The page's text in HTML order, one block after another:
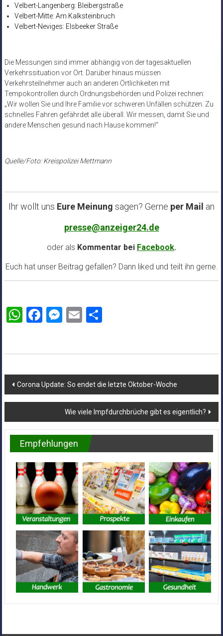
Velbert-Langenberg: Bleibergstraße
Velbert-Mitte: Am Kalksteinbruch
Velbert-Neviges: Elsbeeker Straße
Die Messungen sind immer abhängig von der tagesaktuellen
Verkehrssituation vor Ort. Darüber hinaus müssen
Verkehrsteilnehmer auch an anderen Örtlichkeiten mit
Tempokontrollen durch Ordnungsbehörden und Polizei rechnen:
„Wir wollen Sie und Ihre Familie vor schweren Unfällen schützen. Zu
schnelles Fahren gefährdet alle überall. Wir messen, damit Sie und
andere Menschen gesund nach Hause kommen!“
Quelle/Foto: Kreispolizei Mettmann
Ihr wollt uns Eure Meinung sagen? Gerne per Mail an
presse@anzeiger24.de
oder als Kommentar bei Facebook.
Euch hat unser Beitrag gefallen? Dann liked und teilt ihn gerne.
WhatsApp
Facebook
Messenger
EmailTeilen
Beitragsnavigation
Corona Update: So endet die letzte Oktober-Woche
Wie viele Impfdurchbrüche gibt es eigentlich?
Empfehlungen